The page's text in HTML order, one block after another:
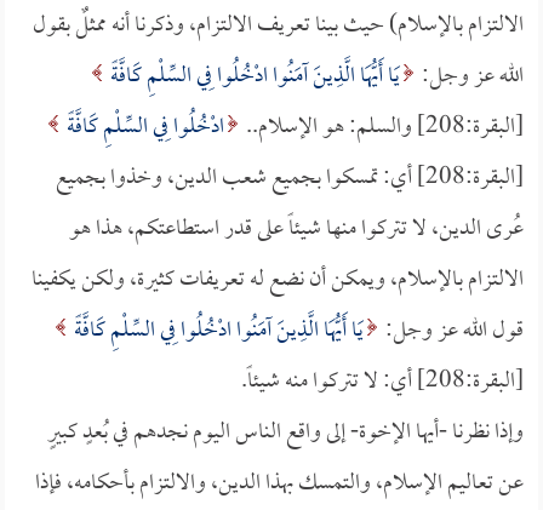
الالتزام بالإسلام) حيث بينا تعريف الالتزام، وذكرنا أنه ممثلٌ بقول
الله عز وجل: يَا أَيُّهَا الَّذِينَ آمَنُوا ادْخُلُوا فِي السِّلْمِ كَافَّةً
[البقرة:208] والسلم: هو الإسلام..
ادْخُلُوا فِي السِّلْمِ كَافَّةً
[البقرة:208] أي: تمسكوا بجميع شعب الدين، وخذوا بجميع
عُرى الدين، لا تتركوا منها شيئاً على قدر استطاعتكم، هذا هو
الالتزام بالإسلام، ويمكن أن نضع له تعريفات كثيرة، ولكن يكفينا
قول الله عز وجل: يَا أَيُّهَا الَّذِينَ آمَنُوا ادْخُلُوا فِي السِّلْمِ كَافَّةً
[البقرة:208] أي: لا تتركوا منه شيئاً.
وإذا نظرنا -أيها الإخوة- إلى واقع الناس اليوم نجدهم في بُعدٍ كبيرٍ
عن تعاليم الإسلام، والتمسك بهذا الدين، والالتزام بأحكامه، فإذا